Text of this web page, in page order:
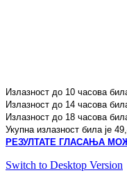
Излазност до 10 часова
Излазност до 14 часова
Излазност до 18 часова
Укупна излазност била је
РЕЗУЛТАТЕ ГЛАСАЊА
Switch to Desktop Version